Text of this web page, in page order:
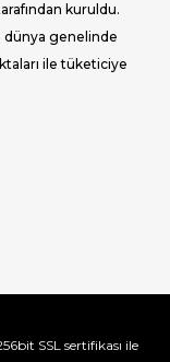
kuruldu.
dünya genelinde
ile tüketiciye
SSL sertifikası ile